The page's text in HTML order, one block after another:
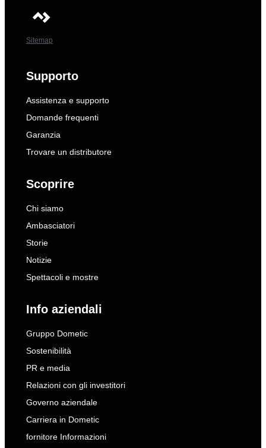
Sitemap
Supporto
Assistenza e supporto
Domande frequenti
Garanzia
Trovare un distributore
Scoprire
Chi siamo
Ambasciatori
Storie
Notizie
Spettacoli e mostre
Info aziendali
Gruppo Dometic
Sostenibilità
PR e media
Relazioni con gli investitori
Governo aziendale
Carriera in Dometic
fornitore Informazioni